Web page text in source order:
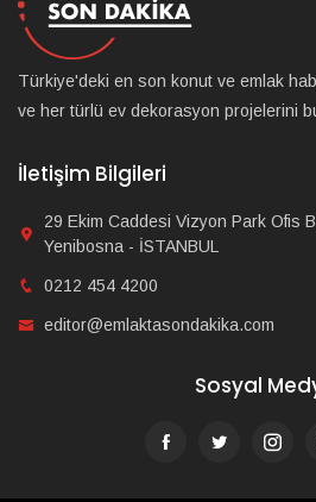
Türkiye'deki en son konut ve emlak
ve her türlü ev dekorasyon projelerini
İletişim Bilgileri
29 Ekim Caddesi Vizyon Park Ofis
Yenibosna - İSTANBUL
0212 454 4200
editor@emlaktasondakika.com
Sosyal